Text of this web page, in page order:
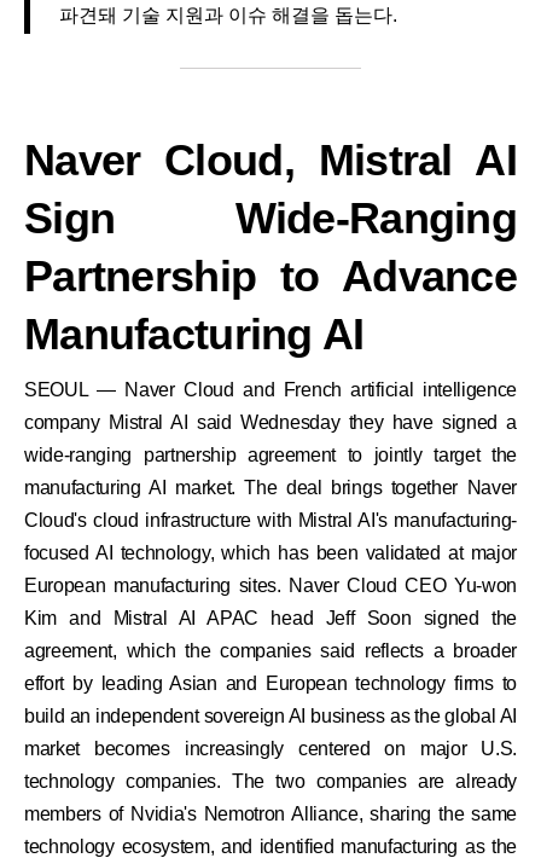
파견돼 기술 지원과 이슈 해결을 돕는다.
Naver Cloud, Mistral AI
Sign Wide-Ranging
Partnership to Advance
Manufacturing AI
SEOUL — Naver Cloud and French artificial intelligence
company Mistral AI said Wednesday they have signed a
wide-ranging partnership agreement to jointly target the
manufacturing AI market. The deal brings together Naver
Cloud's cloud infrastructure with Mistral AI's manufacturing-
focused AI technology, which has been validated at major
European manufacturing sites. Naver Cloud CEO Yu-won
Kim and Mistral AI APAC head Jeff Soon signed the
agreement, which the companies said reflects a broader
effort by leading Asian and European technology firms to
build an independent sovereign AI business as the global AI
market becomes increasingly centered on major U.S.
technology companies. The two companies are already
members of Nvidia's Nemotron Alliance, sharing the same
technology ecosystem, and identified manufacturing as the